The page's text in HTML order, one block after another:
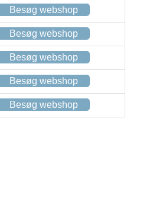
Besøg webshop
Besøg webshop
Besøg webshop
Besøg webshop
Besøg webshop